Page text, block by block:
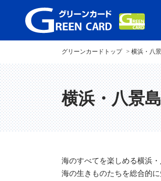
グリーンカードトップ 横浜・八
横浜・八景
海のすべてを楽しめる横浜
海の生きものたちを総合的